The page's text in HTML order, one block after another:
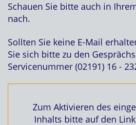
Schauen Sie bitte auch in
nach.
Sollten Sie keine E-Mail
Sie sich bitte zu den
Servicenummer (02191) 16 -
Zum Aktivieren des
Inhalts bitte auf den